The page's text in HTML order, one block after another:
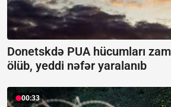
Donetskdə PUA hücumları
ölüb, yeddi nəfər yaralanıb
00:33